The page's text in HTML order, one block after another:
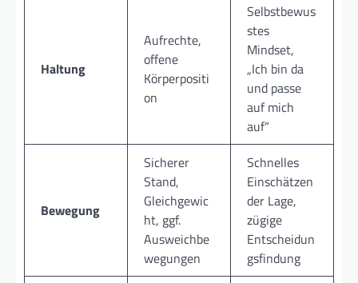
Haltung
Aufrechte,
offene
Körperpositi
on
Selbstbewus
stes
Mindset,
„Ich bin da
und passe
auf mich
auf“
Bewegung
Sicherer
Stand,
Gleichgewic
ht, ggf.
Ausweichbe
wegungen
Schnelles
Einschätzen
der Lage,
zügige
Entscheidun
gsfindung